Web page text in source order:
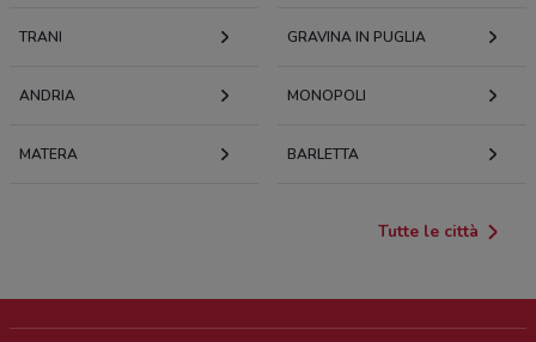
TRANI GRAVINA IN PUGLIA
ANDRIA MONOPOLI
MATERA BARLETTA
Tutte le città